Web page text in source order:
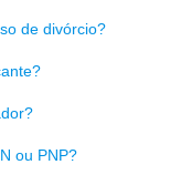
de divórcio?
ou PNP?